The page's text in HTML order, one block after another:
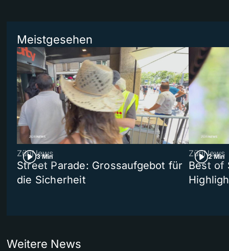
Meistgesehen
3 Min
ZüriNews
Street Parade: Grossaufgebot für
die Sicherheit
2 Min
ZüriNews
Best of
Weitere News